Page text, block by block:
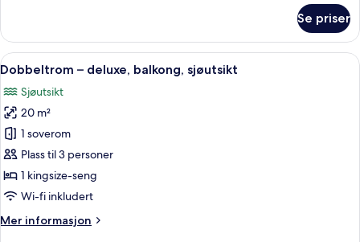
Superior,
NO
sea
Se priser
Åpne
alle
bildene
av
Dobbeltrom
–
deluxe,
balkong,
Dobbeltrom – deluxe, balkong,
10
Dobbeltrom – deluxe, balkong, sjøutsikt
Sjøutsikt
20 m²
1 soverom
Plass til 3 personer
1 kingsize-seng
Wi-fi inkludert
Mer informasjon
Mer